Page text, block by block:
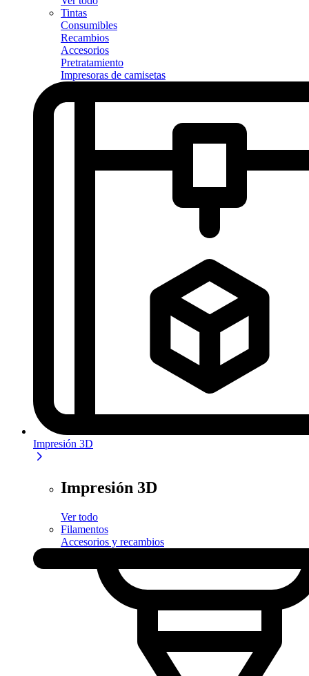
Tintas
Consumibles
Recambios
Accesorios
Pretratamiento
Impresoras de camisetas
Impresión 3D
Impresión 3D
Ver todo
Filamentos
Accesorios y recambios